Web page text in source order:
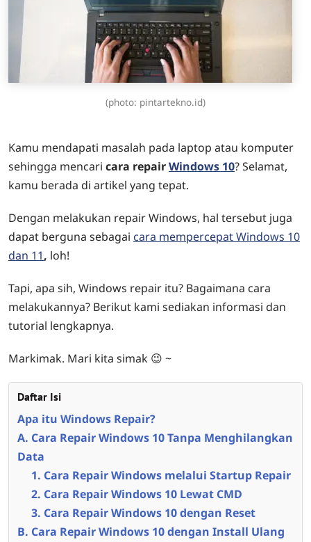
(photo: pintartekno.id)
Kamu mendapati masalah pada laptop atau komputer
sehingga mencari cara repairWindows 10? Selamat,
kamu berada di artikel yang tepat.
Dengan melakukan repair Windows, hal tersebut juga
dapat berguna sebagai cara mempercepat Windows 10
dan 11, loh!
Tapi, apa sih, Windows repair itu? Bagaimana cara
melakukannya? Berikut kami sediakan informasi dan
tutorial lengkapnya.
Markimak. Mari kita simak 😉 ~
Daftar Isi
Apa itu Windows Repair?
A. Cara Repair Windows 10 Tanpa Menghilangkan
Data
1. Cara Repair Windows melalui Startup Repair
2. Cara Repair Windows 10 Lewat CMD
3. Cara Repair Windows 10 dengan Reset
B. Cara Repair Windows 10 dengan Install Ulang